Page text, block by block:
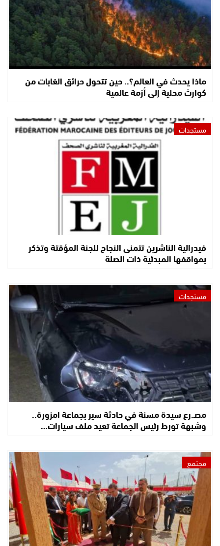
ماذا يحدث في العالم؟.. حين تتحول حرائق الغابات من
كوارث محلية إلى أزمة عالمية
مستجدات
فيدرالية الناشرين تتمنى النجاح للجنة المؤقتة وتذكر
بمواقفها المبدئية ذات الصلة
مستجدات
مصـ.رع سيدة مسنة في حادثة سير بجماعة امزورة..
وشبهة تورط رئيس الجماعة تعيد ملف سيارات…
مجتمع